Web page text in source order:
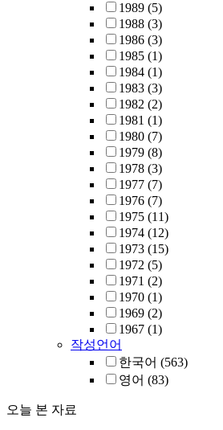
1989 (5)
1988 (3)
1986 (3)
1985 (1)
1984 (1)
1983 (3)
1982 (2)
1981 (1)
1980 (7)
1979 (8)
1978 (3)
1977 (7)
1976 (7)
1975 (11)
1974 (12)
1973 (15)
1972 (5)
1971 (2)
1970 (1)
1969 (2)
1967 (1)
작성언어
한국어 (563)
영어 (83)
오늘 본 자료